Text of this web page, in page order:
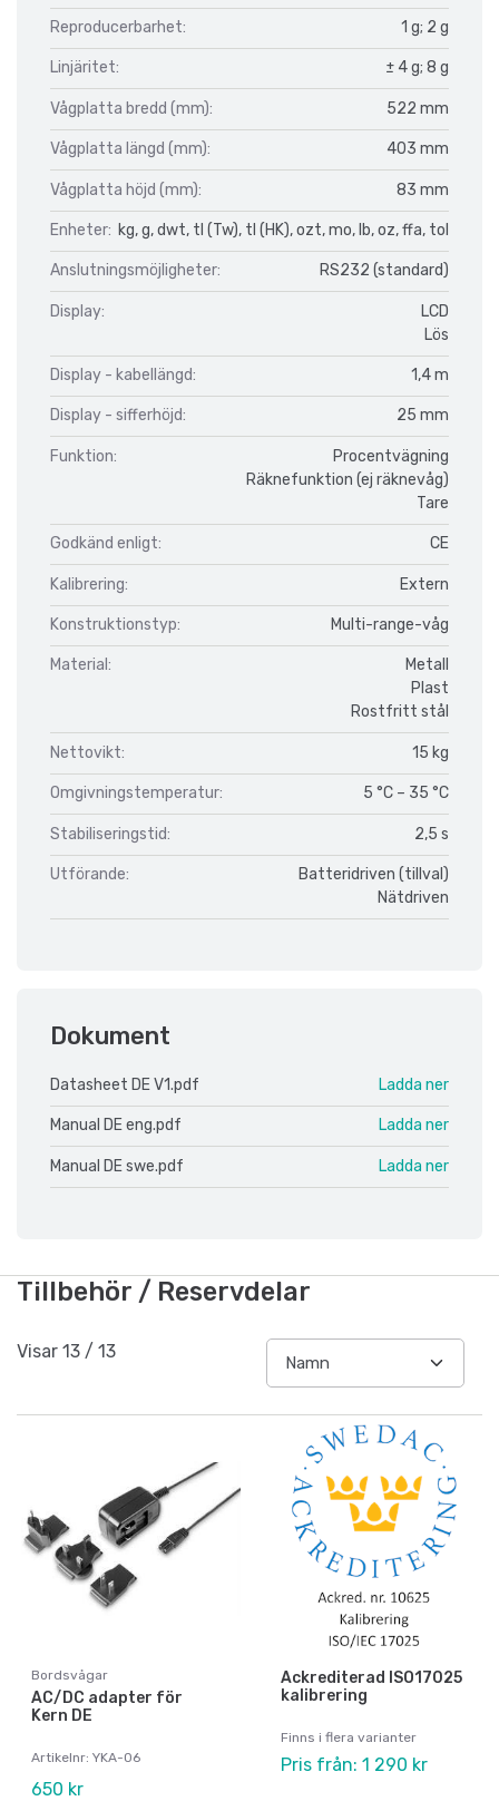
Reproducerbarhet: 1 g; 2 g
Linjäritet: ± 4 g; 8 g
Vågplatta bredd (mm): 522 mm
Vågplatta längd (mm): 403 mm
Vågplatta höjd (mm): 83 mm
Enheter: kg, g, dwt, tl (Tw), tl (HK), ozt, mo, lb, oz, ffa, tol
Anslutningsmöjligheter: RS232 (standard)
Display:
LCD
Lös
Display - kabellängd: 1,4 m
Display - sifferhöjd: 25 mm
Funktion:
Procentvägning
Räknefunktion (ej räknevåg)
Tare
Godkänd enligt: CE
Kalibrering: Extern
Konstruktionstyp: Multi-range-våg
Material:
Metall
Plast
Rostfritt stål
Nettovikt: 15 kg
Omgivningstemperatur: 5 °C – 35 °C
Stabiliseringstid: 2,5 s
Utförande:
Batteridriven (tillval)
Nätdriven
Dokument
Datasheet DE V1.pdf Ladda ner
Manual DE eng.pdf Ladda ner
Manual DE swe.pdf Ladda ner
Tillbehör / Reservdelar
Visar 13 / 13
Bordsvågar
AC/DC adapter för
Kern DE
Artikelnr: YKA-06
650 kr
Ackrediterad ISO17025
kalibrering
Finns i flera varianter
Pris från: 1 290 kr